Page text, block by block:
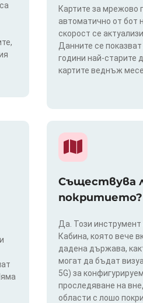
Картите за мрежово
автоматично от бот
скорост се
Данните се
години най-старите
картите веднъж
Съществува
покритието?
Да. Този
Кабина, която вече
дадена държава,
могат да бъдат
5G) за
проследяване на
области с лошо